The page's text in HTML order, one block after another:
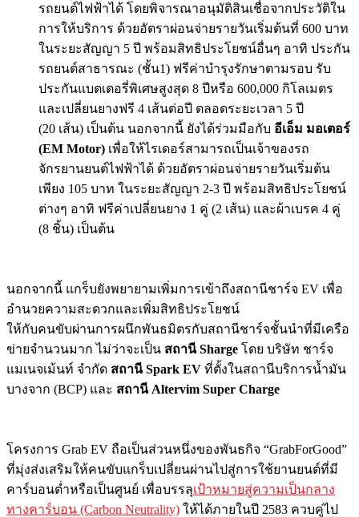
รถยนต์ไฟฟ้าได้ โดยพิจารณาอนุมัติสินเชื่อจากประวัติใน
การให้บริการ ด้วยอัตราผ่อนจ่ายรายวันเริ่มต้นที่ 600 บาท
ในระยะสัญญา 5 ปี พร้อมสิทธิประโยชน์อื่นๆ อาทิ ประกัน
รถยนต์สาธารณะ (ชั้น1) ฟรีค่าบำรุงรักษาตามรอบ รับ
ประกันแบตเตอรี่พิเศษสูงสุด 8 ปีหรือ 600,000 กิโลเมตร
และเปลี่ยนยางฟรี 4 เส้นต่อปี ตลอดระยะเวลา 5 ปี
(20 เส้น) เป็นต้น นอกจากนี้ ยังได้ร่วมมือกับ อีเอ็ม มอเตอร์
(EM Motor) เพื่อให้ไรเดอร์สามารถเป็นเจ้าของรถ
จักรยานยนต์ไฟฟ้าได้ ด้วยอัตราผ่อนจ่ายรายวันเริ่มต้น
เพียง 105 บาท ในระยะสัญญา 2-3 ปี พร้อมสิทธิประโยชน์
ต่างๆ อาทิ ฟรีค่าเปลี่ยนยาง 1 คู่ (2 เส้น) และผ้าเบรค 4 คู่
(8 ชิ้น) เป็นต้น
นอกจากนี้ แกร็บยังพยายามเพิ่มการเข้าถึงสถานีชาร์จ EV เพื่อ
อำนวยความสะดวกและเพิ่มสิทธิประโยชน์
ให้กับคนขับผ่านการผนึกพันธมิตรกับสถานีชาร์จชั้นนำที่มีเครือ
ข่ายจำนวนมาก ไม่ว่าจะเป็น สถานีSharge โดย บริษัท ชาร์จ
แมเนจเม้นท์ จำกัด สถานีSpark EV ที่ตั้งในสถานีบริการน้ำมัน
บางจาก (BCP) และ สถานี Altervim Super Charge
โครงการ Grab EV ถือเป็นส่วนหนึ่งของพันธกิจ “GrabForGood”
ที่มุ่งส่งเสริมให้คนขับแกร็บเปลี่ยนผ่านไปสู่การใช้ยานยนต์ที่มี
คาร์บอนต่ำหรือเป็นศูนย์ เพื่อบรรลุเป้าหมายสู่ความเป็นกลาง
ทางคาร์บอน (Carbon Neutrality) ให้ได้ภายในปี 2583 ควบคู่ไป